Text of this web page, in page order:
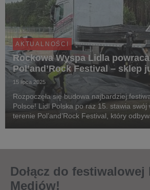
AKTUALNOŚCI
Rockowa Wyspa Lidla
Pol’and’Rock Festival – sklep
15 lipca 2025
Rozpoczęła się budowa najbardziej
Polsce! Lidl Polska po raz 15. stawia swój
terenie Pol’and’Rock Festival, który
Dołącz do festiwalowej
Mediów!